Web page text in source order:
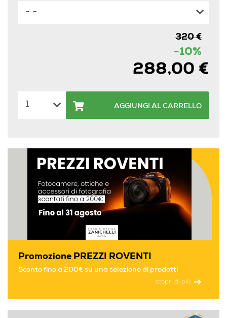
320 €
-10%
288,00 €
AGGIUNGI AL CARRELLO
Promozione PREZZI ROVENTI
Sconto fino a 200€ su una selezione di prodotti
scopri di più